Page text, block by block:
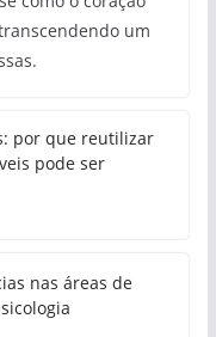
um
por que reutilizar
pode ser
nas áreas de